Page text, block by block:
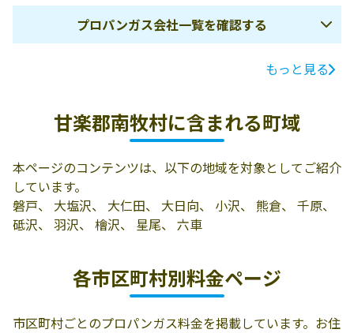
プロパンガス会社一覧を確認する
電話番号
字六車64-2
もっと見る
甘楽郡南牧村に含まれる町域
本ページのコンテンツは、以下の地域を対象としてご紹介
しています。
磐戸、 大塩沢、 大仁田、 大日向、 小沢、 熊倉、 千原、
砥沢、 羽沢、 檜沢、 星尾、 六車
各市区町村別料金ページ
市区町村ごとのプロパンガス料金を掲載しています。お住